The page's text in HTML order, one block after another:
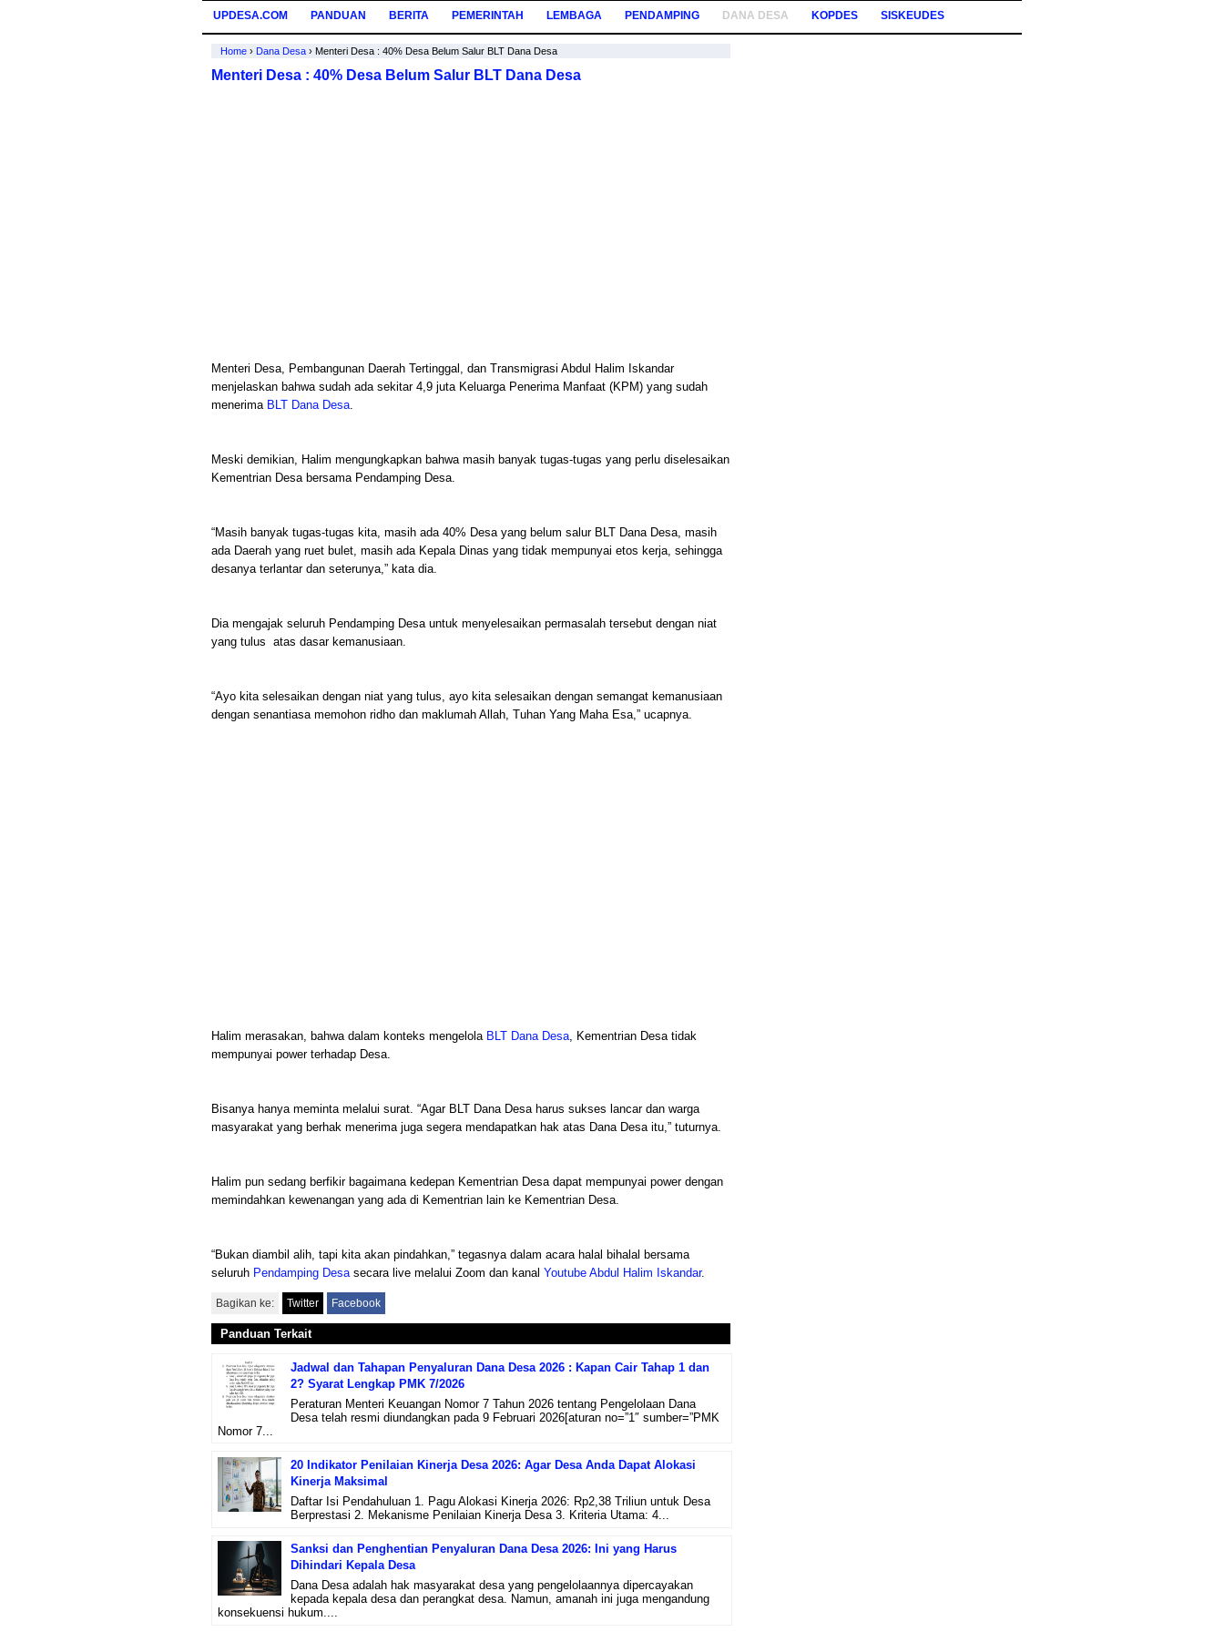
UPDESA.COM PANDUAN BERITA PEMERINTAH LEMBAGA PENDAMPING DANA DESA KOPDES SISKEUDES
Home › Dana Desa › Menteri Desa : 40% Desa Belum Salur BLT Dana Desa
Menteri Desa : 40% Desa Belum Salur BLT Dana Desa
Menteri Desa, Pembangunan Daerah Tertinggal, dan Transmigrasi Abdul Halim Iskandar
menjelaskan bahwa sudah ada sekitar 4,9 juta Keluarga Penerima Manfaat (KPM) yang sudah
menerima BLT Dana Desa.
Meski demikian, Halim mengungkapkan bahwa masih banyak tugas-tugas yang perlu diselesaikan
Kementrian Desa bersama Pendamping Desa.
“Masih banyak tugas-tugas kita, masih ada 40% Desa yang belum salur BLT Dana Desa, masih
ada Daerah yang ruet bulet, masih ada Kepala Dinas yang tidak mempunyai etos kerja, sehingga
desanya terlantar dan seterunya,” kata dia.
Dia mengajak seluruh Pendamping Desa untuk menyelesaikan permasalah tersebut dengan niat
yang tulus atas dasar kemanusiaan.
“Ayo kita selesaikan dengan niat yang tulus, ayo kita selesaikan dengan semangat kemanusiaan
dengan senantiasa memohon ridho dan maklumah Allah, Tuhan Yang Maha Esa,” ucapnya.
Halim merasakan, bahwa dalam konteks mengelola BLT Dana Desa, Kementrian Desa tidak
mempunyai power terhadap Desa.
Bisanya hanya meminta melalui surat. “Agar BLT Dana Desa harus sukses lancar dan warga
masyarakat yang berhak menerima juga segera mendapatkan hak atas Dana Desa itu,” tuturnya.
Halim pun sedang berfikir bagaimana kedepan Kementrian Desa dapat mempunyai power dengan
memindahkan kewenangan yang ada di Kementrian lain ke Kementrian Desa.
“Bukan diambil alih, tapi kita akan pindahkan,” tegasnya dalam acara halal bihalal bersama
seluruh Pendamping Desasecara live melalui Zoom dan kanal Youtube Abdul Halim Iskandar.
Bagikan ke: Twitter Facebook
Panduan Terkait
Jadwal dan Tahapan Penyaluran Dana Desa 2026 : Kapan Cair Tahap 1 dan
2? Syarat Lengkap PMK 7/2026
Peraturan Menteri Keuangan Nomor 7 Tahun 2026 tentang Pengelolaan Dana
Desa telah resmi diundangkan pada 9 Februari 2026[aturan no=”1″ sumber=”PMK
Nomor 7...
20 Indikator Penilaian Kinerja Desa 2026: Agar Desa Anda Dapat Alokasi
Kinerja Maksimal
Daftar Isi Pendahuluan 1. Pagu Alokasi Kinerja 2026: Rp2,38 Triliun untuk Desa
Berprestasi 2. Mekanisme Penilaian Kinerja Desa 3. Kriteria Utama: 4...
Sanksi dan Penghentian Penyaluran Dana Desa 2026: Ini yang Harus
Dihindari Kepala Desa
Dana Desa adalah hak masyarakat desa yang pengelolaannya dipercayakan
kepada kepala desa dan perangkat desa. Namun, amanah ini juga mengandung
konsekuensi hukum....